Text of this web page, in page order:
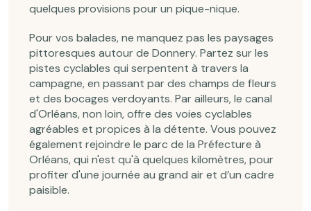
quelques provisions pour un pique-nique.
Pour vos balades, ne manquez pas les paysages
pittoresques autour de Donnery. Partez sur les
pistes cyclables qui serpentent à travers la
campagne, en passant par des champs de fleurs
et des bocages verdoyants. Par ailleurs, le canal
d'Orléans, non loin, offre des voies cyclables
agréables et propices à la détente. Vous pouvez
également rejoindre le parc de la Préfecture à
Orléans, qui n'est qu'à quelques kilomètres, pour
profiter d'une journée au grand air et d’un cadre
paisible.